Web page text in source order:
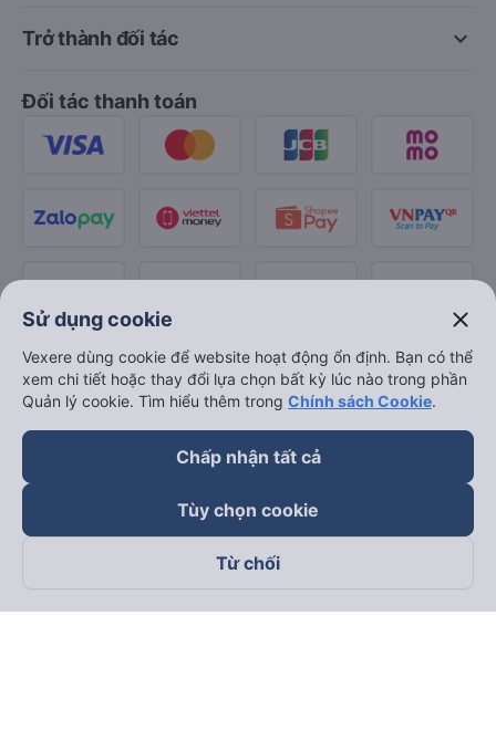
keyboard_arrow_down
Trở thành đối tác
Đối tác thanh toán
Theo dõi chúng tôi trên
Sử dụng cookie close
Vexere dùng cookie để website hoạt động ổn định. Bạn có thể
xem chi tiết hoặc thay đổi lựa chọn bất kỳ lúc nào trong phần
Quản lý cookie. Tìm hiểu thêm trong Chính sách Cookie.
Chấp nhận tất cả
Tùy chọn cookie
Từ chối